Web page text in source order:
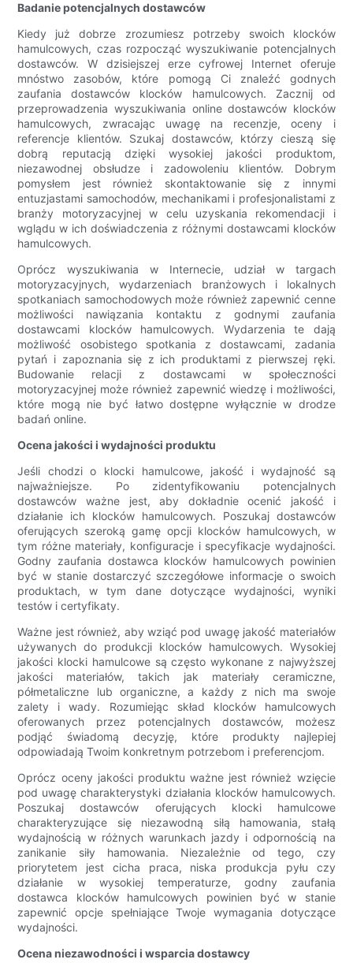
Badanie potencjalnych dostawców
Kiedy już dobrze zrozumiesz potrzeby swoich klocków
hamulcowych, czas rozpocząć wyszukiwanie potencjalnych
dostawców. W dzisiejszej erze cyfrowej Internet oferuje
mnóstwo zasobów, które pomogą Ci znaleźć godnych
zaufania dostawców klocków hamulcowych. Zacznij od
przeprowadzenia wyszukiwania online dostawców klocków
hamulcowych, zwracając uwagę na recenzje, oceny i
referencje klientów. Szukaj dostawców, którzy cieszą się
dobrą reputacją dzięki wysokiej jakości produktom,
niezawodnej obsłudze i zadowoleniu klientów. Dobrym
pomysłem jest również skontaktowanie się z innymi
entuzjastami samochodów, mechanikami i profesjonalistami z
branży motoryzacyjnej w celu uzyskania rekomendacji i
wglądu w ich doświadczenia z różnymi dostawcami klocków
hamulcowych.
Oprócz wyszukiwania w Internecie, udział w targach
motoryzacyjnych, wydarzeniach branżowych i lokalnych
spotkaniach samochodowych może również zapewnić cenne
możliwości nawiązania kontaktu z godnymi zaufania
dostawcami klocków hamulcowych. Wydarzenia te dają
możliwość osobistego spotkania z dostawcami, zadania
pytań i zapoznania się z ich produktami z pierwszej ręki.
Budowanie relacji z dostawcami w społeczności
motoryzacyjnej może również zapewnić wiedzę i możliwości,
które mogą nie być łatwo dostępne wyłącznie w drodze
badań online.
Ocena jakości i wydajności produktu
Jeśli chodzi o klocki hamulcowe, jakość i wydajność są
najważniejsze. Po zidentyfikowaniu potencjalnych
dostawców ważne jest, aby dokładnie ocenić jakość i
działanie ich klocków hamulcowych. Poszukaj dostawców
oferujących szeroką gamę opcji klocków hamulcowych, w
tym różne materiały, konfiguracje i specyfikacje wydajności.
Godny zaufania dostawca klocków hamulcowych powinien
być w stanie dostarczyć szczegółowe informacje o swoich
produktach, w tym dane dotyczące wydajności, wyniki
testów i certyfikaty.
Ważne jest również, aby wziąć pod uwagę jakość materiałów
używanych do produkcji klocków hamulcowych. Wysokiej
jakości klocki hamulcowe są często wykonane z najwyższej
jakości materiałów, takich jak materiały ceramiczne,
półmetaliczne lub organiczne, a każdy z nich ma swoje
zalety i wady. Rozumiejąc skład klocków hamulcowych
oferowanych przez potencjalnych dostawców, możesz
podjąć świadomą decyzję, które produkty najlepiej
odpowiadają Twoim konkretnym potrzebom i preferencjom.
Oprócz oceny jakości produktu ważne jest również wzięcie
pod uwagę charakterystyki działania klocków hamulcowych.
Poszukaj dostawców oferujących klocki hamulcowe
charakteryzujące się niezawodną siłą hamowania, stałą
wydajnością w różnych warunkach jazdy i odpornością na
zanikanie siły hamowania. Niezależnie od tego, czy
priorytetem jest cicha praca, niska produkcja pyłu czy
działanie w wysokiej temperaturze, godny zaufania
dostawca klocków hamulcowych powinien być w stanie
zapewnić opcje spełniające Twoje wymagania dotyczące
wydajności.
Ocena niezawodności i wsparcia dostawcy